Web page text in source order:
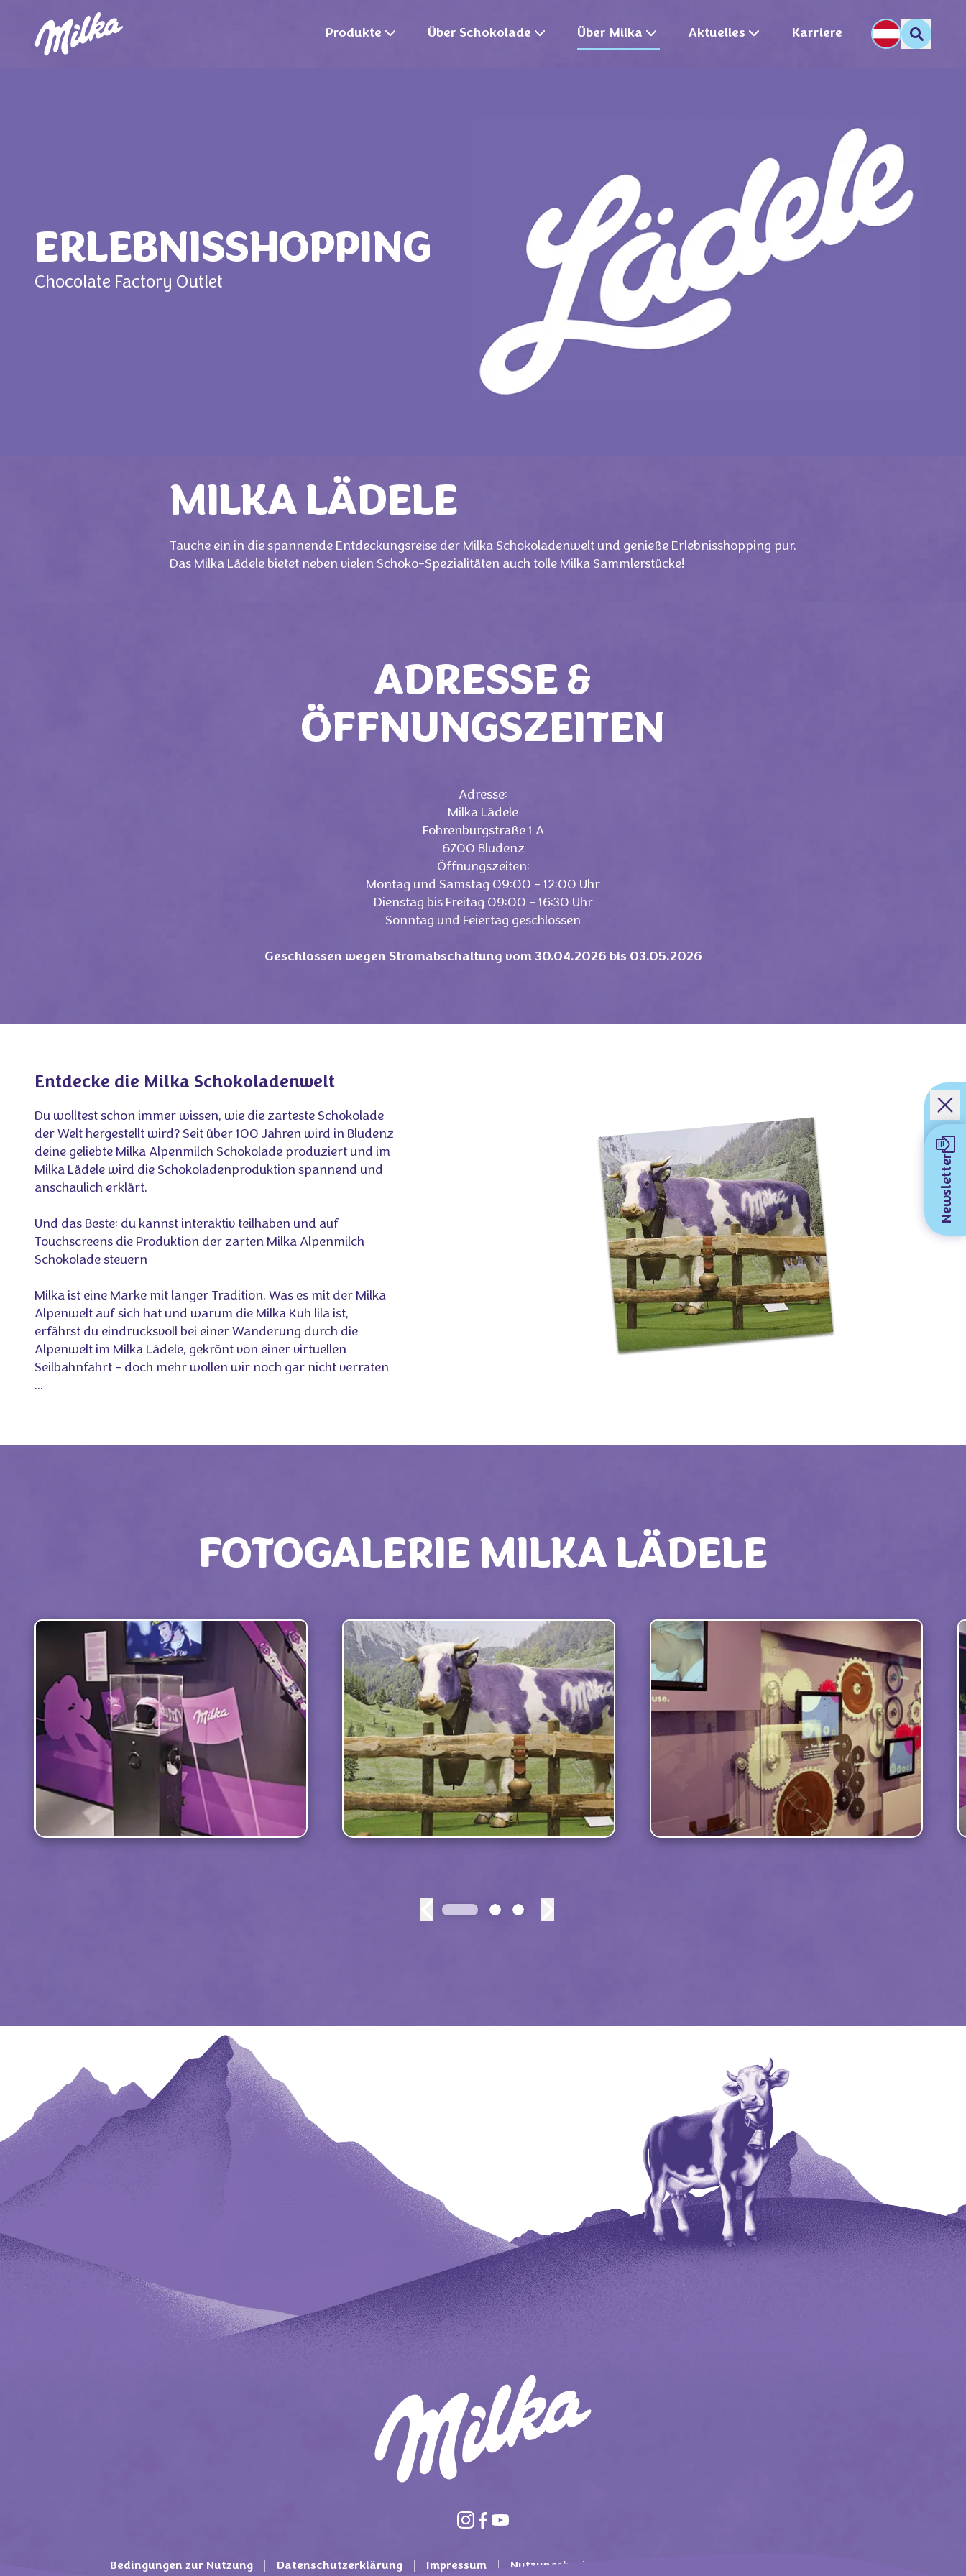
Produkte Über Schokolade Über Milka Aktuelles Karriere
Newsletter
ERLEBNISSHOPPING
Chocolate Factory Outlet
MILKA LÄDELE
Tauche ein in die spannende Entdeckungsreise der Milka Schokoladenwelt und genieße Erlebnisshopping pur.
Das Milka Lädele bietet neben vielen Schoko-Spezialitäten auch tolle Milka Sammlerstücke!
ADRESSE &
ÖFFNUNGSZEITEN
Adresse:
Milka Lädele
Fohrenburgstraße 1 A
6700 Bludenz
Öffnungszeiten:
Montag und Samstag 09:00 – 12:00 Uhr
Dienstag bis Freitag 09:00 – 16:30 Uhr
Sonntag und Feiertag geschlossen
Geschlossen wegen Stromabschaltung vom 30.04.2026 bis 03.05.2026
Entdecke die Milka Schokoladenwelt
Du wolltest schon immer wissen, wie die zarteste Schokolade
der Welt hergestellt wird? Seit über 100 Jahren wird in Bludenz
deine geliebte Milka Alpenmilch Schokolade produziert und im
Milka Lädele wird die Schokoladenproduktion spannend und
anschaulich erklärt.
Und das Beste: du kannst interaktiv teilhaben und auf
Touchscreens die Produktion der zarten Milka Alpenmilch
Schokolade steuern
Milka ist eine Marke mit langer Tradition. Was es mit der Milka
Alpenwelt auf sich hat und warum die Milka Kuh lila ist,
erfährst du eindrucksvoll bei einer Wanderung durch die
Alpenwelt im Milka Lädele, gekrönt von einer virtuellen
Seilbahnfahrt - doch mehr wollen wir noch gar nicht verraten
...
FOTOGALERIE MILKA LÄDELE
Bedingungen zur Nutzung Datenschutzerklärung Impressum Nutzungsbasierte Online-Werbung